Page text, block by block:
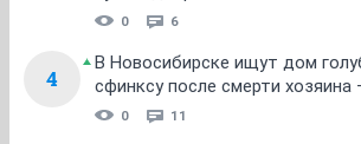
0 6
4
В Новосибирске ищут дом
сфинксу после смерти
0 11